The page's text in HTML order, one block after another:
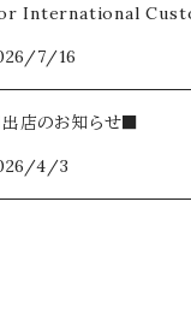
International
7/16
店のお知らせ■
4/3